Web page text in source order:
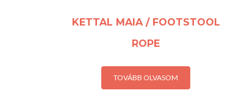
KETTAL MAIA / FOOTSTOOL
ROPE
TOVÁBB OLVASOM